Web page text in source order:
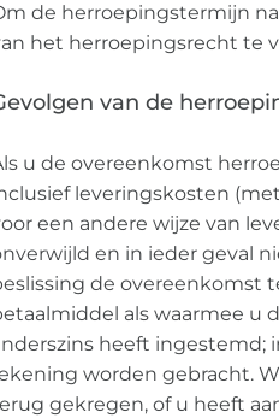
de herroepingstermijn
het herroepingsrecht te
van de
u de overeenkomst
leveringskosten
een andere wijze van
en in ieder geval
de overeenkomst
als waarmee u
heeft ingestemd;
worden gebracht.
gekregen, of u heeft